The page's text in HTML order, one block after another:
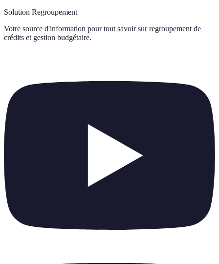
Solution Regroupement
Votre source d'information pour tout savoir sur regroupement de
crédits et gestion budgétaire.